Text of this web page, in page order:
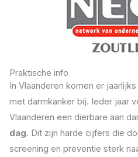
Praktische info
In Vlaanderen komen er
met darmkanker bij. Ieder jaar
Vlaanderen een dierbare aan
dag. Dit zijn harde cijfers die
screening en preventie sterk